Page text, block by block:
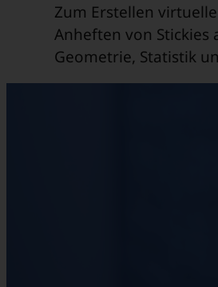
Zum Erstellen
Anheften von Stickies
Geometrie, Statistik